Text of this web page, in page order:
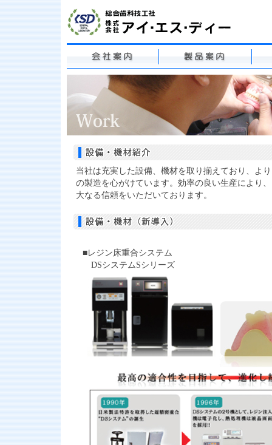
当社は充実した設備、機材を取り揃えており、よ
の製造を心がけています。効率の良い生産により
大なる信頼をいただいております。
■レジン床重合システム
DSシステムSシリーズ